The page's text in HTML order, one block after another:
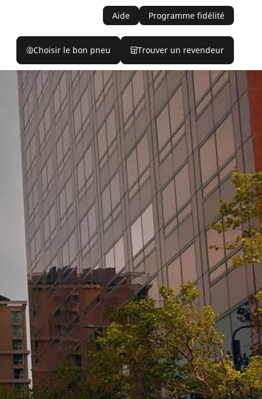
Aide Programme fidélité
Choisir le bon pneu Trouver un revendeur